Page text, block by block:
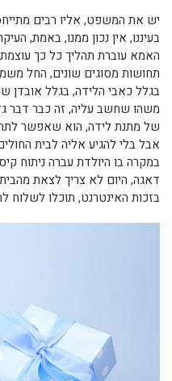
יש את המשפט, אליו רבים
בעיננו, אין נכון ממנו, באמת,
האמא עוברת תהליך כל כך
תחושות מסוגים שונים, החל
בגלל כאבי הלידה, בגלל אובדן
משהו שחשב עליה, זה כבר דבר
של מתנת לידה, הוא שאפשר
אבל בלי להגיע אליה לבית
במקרה בו היולדת עברה ניתוח
דאגה, היום לא צריך לצאת
בזכות האינטרנט, תוכלו